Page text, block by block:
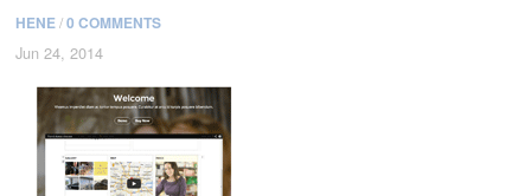
HENE / 0 COMMENTS
Jun 24, 2014